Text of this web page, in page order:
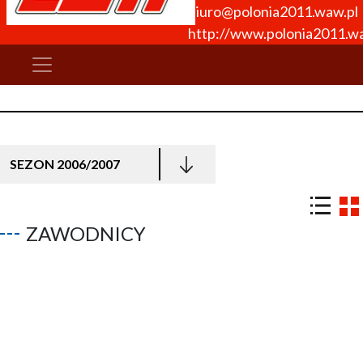
biuro@polonia2011.waw.pl
http://
SEZON 2006/2007
ZAWODNICY